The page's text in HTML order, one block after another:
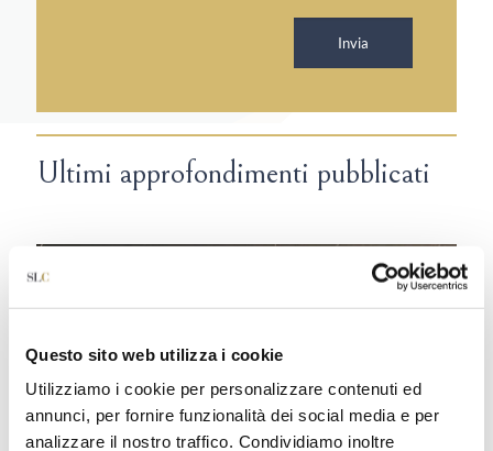
Questo sito web utilizza i cookie
Utilizziamo i cookie per personalizzare contenuti ed
annunci, per fornire funzionalità dei social media e per
analizzare il nostro traffico. Condividiamo inoltre
Ultimi approfondimenti pubblicati